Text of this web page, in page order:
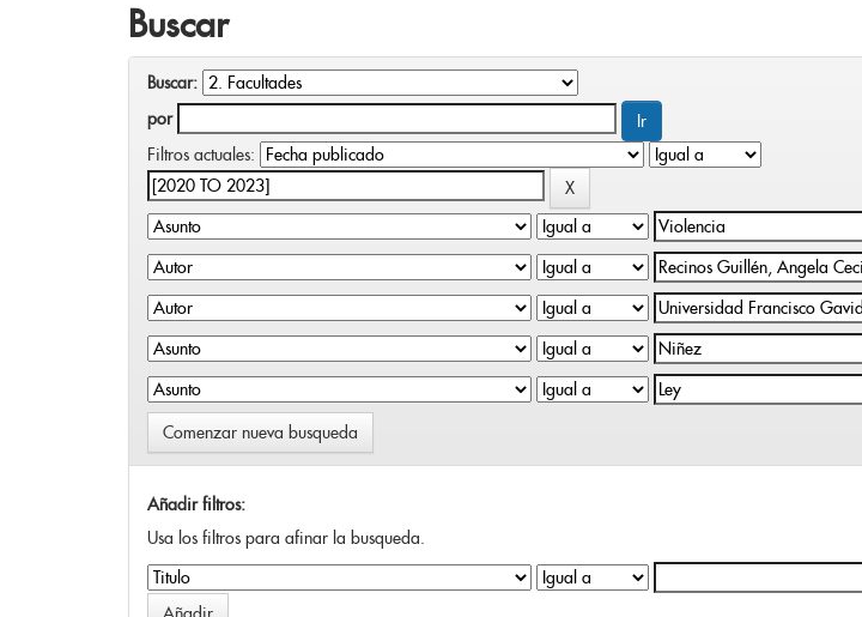
Buscar
Buscar:
por
Filtros actuales:
Comenzar nueva busqueda
Añadir filtros:
Usa los filtros para afinar la busqueda.